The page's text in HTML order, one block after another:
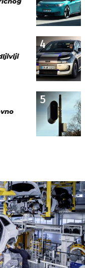
4
5